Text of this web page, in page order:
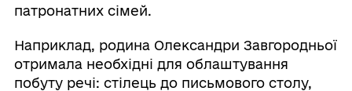
патронатних сімей.
Наприклад, родина Олександри Завгородньої
отримала необхідні для облаштування
побуту речі: стілець до письмового столу,